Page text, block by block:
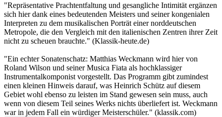
"Repräsentative Prachtentfaltung und gesangliche Intimität ergänzen
sich hier dank eines bedeutenden Meisters und seiner kongenialen
Interpreten zu dem musikalischen Porträt einer norddeutschen
Metropole, die den Vergleich mit den italienischen Zentren ihrer Zeit
nicht zu scheuen brauchte.​" (Klassik-heute.​de)
"Ein echter Sonatenschatz: Matthias Weckmann wird hier von
Roland Wilson und seiner Musica Fiata als hochklassiger
Instrumentalkomponist vorgestellt.​ Das Programm gibt zumindest
einen kleinen Hinweis darauf, was Heinrich Schütz auf diesem
Gebiet wohl ebenso zu leisten im Stand gewesen sein muss, auch
wenn von diesem Teil seines Werks nichts überliefert ist.​ Weckmann
war in jedem Fall ein würdiger Meisterschüler.​" (klassik.​com)